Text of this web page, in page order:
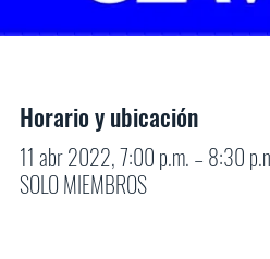
Horario y ubicación
11 abr 2022, 7:00 p.m. – 8:30
SOLO MIEMBROS